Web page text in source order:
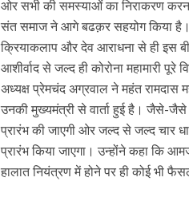
ओर सभी की समस्याओं का निराकरण
संत समाज ने आगे बढक़र सहयोग किया है।
क्रियाकलाप और देव आराधना से ही इस
आशीर्वाद से जल्द ही कोरोना महामारी
अध्यक्ष प्रेमचंद अग्रवाल ने महंत रामदास
उनकी मुख्यमंत्री से वार्ता हुई है। जैसे-जैसे
प्रारंभ की जाएगी ओर जल्द से जल्द चार
प्रारंभ किया जाएगा। उन्होंने कहा कि
हालात नियंत्रण में होने पर ही कोई भी